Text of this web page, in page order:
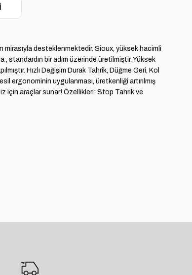
desteklenmektedir. Sioux, yüksek hacimli
standardın bir adım üzerinde üretilmiştir. Yüksek
Hızlı Değişim Durak Tahrik, Düğme Geri, Kol
uygulanması, üretkenliği artırılmış
için araçlar sunar! Özellikleri: Stop Tahrik ve